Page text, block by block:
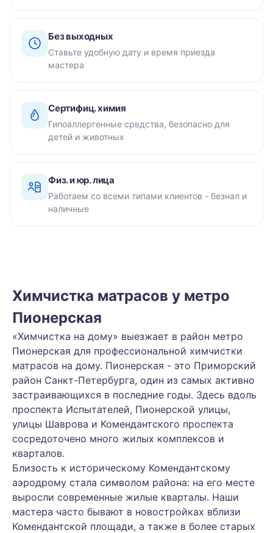
Без выходных
Ставьте удобную дату и время приезда
мастера
Сертифиц. химия
Гипоаллергенные средства, безопасно для
детей и животных
Физ. и юр. лица
Работаем со всеми типами клиентов - безнал и
наличные
Химчистка матрасов у метро
Пионерская
«Химчистка на дому» выезжает в район метро
Пионерская для профессиональной химчистки
матрасов на дому. Пионерская - это Приморский
район Санкт-Петербурга, один из самых активно
застраивающихся в последние годы. Здесь вдоль
проспекта Испытателей, Пионерской улицы,
улицы Шаврова и Комендантского проспекта
сосредоточено много жилых комплексов и
кварталов.
Близость к историческому Комендантскому
аэродрому стала символом района: на его месте
выросли современные жилые кварталы. Наши
мастера часто бывают в новостройках вблизи
Комендантской площади, а также в более старых